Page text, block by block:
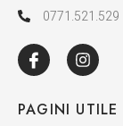
0771.521.529
PAGINI UTILE